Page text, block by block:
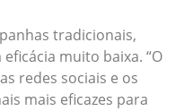
tradicionais,
muito baixa. “O
redes sociais e os
mais eficazes para